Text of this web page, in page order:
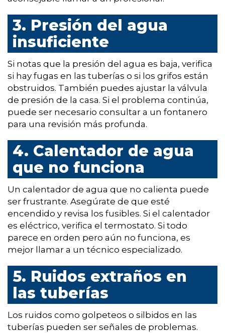
3. Presión del agua
insuficiente
Si notas que la presión del agua es baja, verifica
si hay fugas en las tuberías o si los grifos están
obstruidos. También puedes ajustar la válvula
de presión de la casa. Si el problema continúa,
puede ser necesario consultar a un fontanero
para una revisión más profunda.
4. Calentador de agua
que no funciona
Un calentador de agua que no calienta puede
ser frustrante. Asegúrate de que esté
encendido y revisa los fusibles. Si el calentador
es eléctrico, verifica el termostato. Si todo
parece en orden pero aún no funciona, es
mejor llamar a un técnico especializado.
5. Ruidos extraños en
las tuberías
Los ruidos como golpeteos o silbidos en las
tuberías pueden ser señales de problemas.